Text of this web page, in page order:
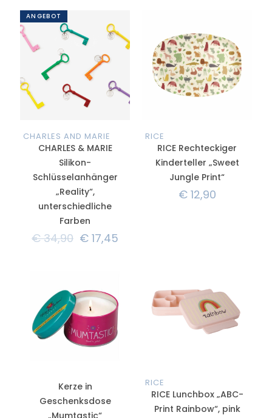
ANGEBOT
CHARLES AND MARIE
CHARLES & MARIE
Silikon-
Schlüsselanhänger
„Reality“,
unterschiedliche
Farben
€34,90 € 17,45
RICE
RICE Rechteckiger
Kinderteller „Sweet
Jungle Print“
€12,90
Kerze in
Geschenksdose
„Mumtastic“
RICE
RICE Lunchbox „ABC-
Print Rainbow“, pink